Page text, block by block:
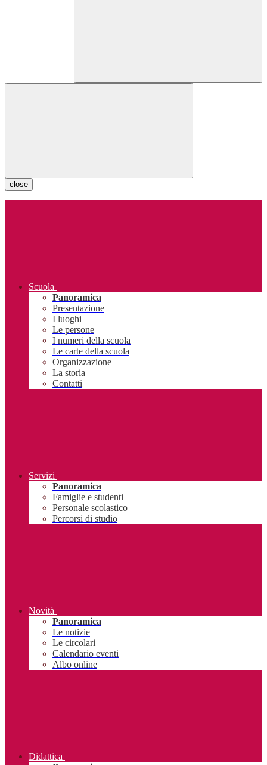
close
Scuola
Panoramica
Presentazione
I luoghi
Le persone
I numeri della scuola
Le carte della scuola
Organizzazione
La storia
Contatti
Servizi
Panoramica
Famiglie e studenti
Personale scolastico
Percorsi di studio
Novità
Panoramica
Le notizie
Le circolari
Calendario eventi
Albo online
Didattica